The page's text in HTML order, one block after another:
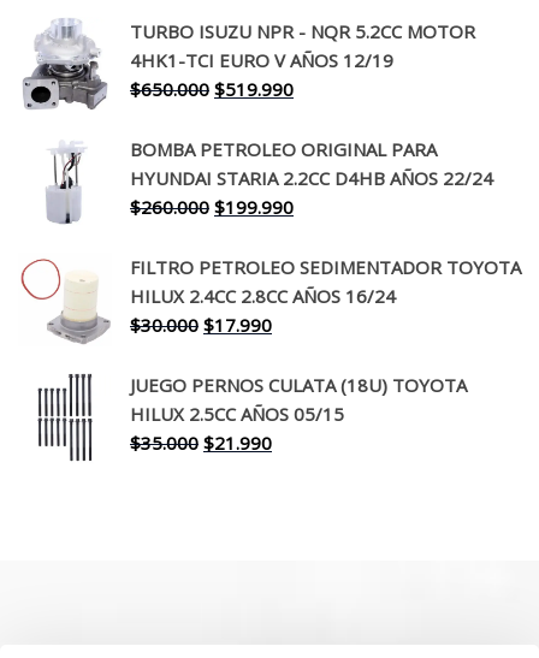
original
era:
$130.000.
actual
es:
$94.990.
TURBO ISUZU NPR - NQR 5.2CC MOTOR
4HK1-TCI EURO V AÑOS 12/19
$650.000 El
original
era:
$650.000.
$519.990El
actual
es:
$519.990.
BOMBA PETROLEO ORIGINAL PARA
HYUNDAI STARIA 2.2CC D4HB AÑOS 22/24
$260.000 El
original
era:
$260.000.
$199.990El
actual
es:
FILTRO PETROLEO SEDIMENTADOR TOYOTA
HILUX 2.4CC 2.8CC AÑOS 16/24
$30.000 El
original
era:
$30.000.
$17.990El
actual
es:
$17.990.
JUEGO PERNOS CULATA (18U) TOYOTA
HILUX 2.5CC AÑOS 05/15
$35.000 El
$21.990El